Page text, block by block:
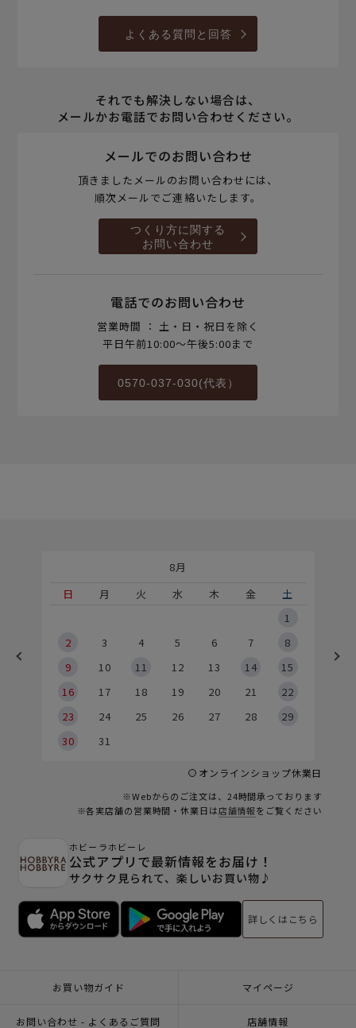
よくある質問と回答
それでも解決しない場合は、
メールかお電話でお問い合わせください。
メールでのお問い合わせ
頂きましたメールのお問い合わせには、
順次メールでご連絡いたします。
つくり方に関する
お問い合わせ
電話でのお問い合わせ
営業時間 ： 土・日・祝日を除く
平日午前10:00～午後5:00まで
0570-037-030(代表）
8月
日
月 火 水 木 金
土
1
2
3 4 5 6 7
8
9
10 11 12 13 14
15
16
17 18 19 20 21
22
23
24 25 26 27 28
29
30
31
オンラインショップ休業日
※Webからのご注文は、24時間承っております
※各実店舗の営業時間・休業日は店舗情報をご覧ください
ホビーラホビーレ
公式アプリで最新情報をお届け！
サクサク見られて、楽しいお買い物♪
詳しくはこちら
お買い物ガイド マイページ
お問い合わせ - よくあるご質問 店舗情報